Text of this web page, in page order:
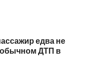
едва не
ДТП в